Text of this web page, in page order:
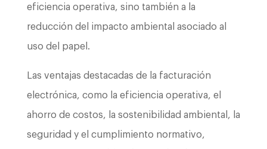
eficiencia operativa, sino también a la
reducción del impacto ambiental asociado al
uso del papel.
Las ventajas destacadas de la facturación
electrónica, como la eficiencia operativa, el
ahorro de costos, la sostenibilidad ambiental, la
seguridad y el cumplimiento normativo,